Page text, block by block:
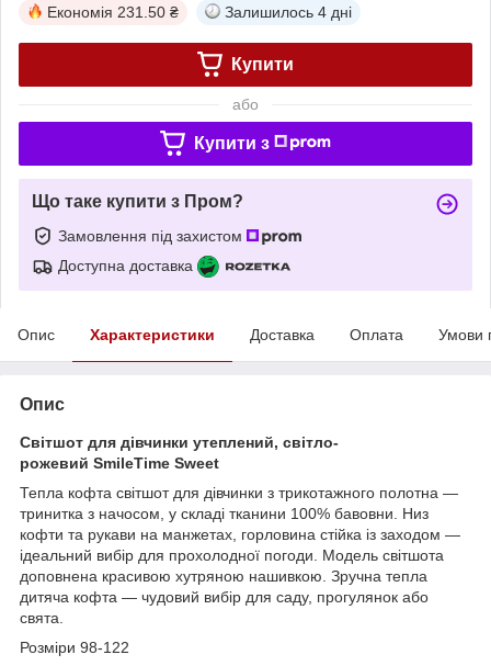
Економія 231.50 ₴ Залишилось 4 дні
Купити
або
Купити з
Що таке купити з Пром?
Замовлення під захистом
Доступна доставка
Опис Характеристики Доставка Оплата Умови
Опис
Світшот для дівчинки утеплений, світло-
рожевий SmileTime Sweet
Тепла кофта світшот для дівчинки з трикотажного полотна —
тринитка з начосом, у складі тканини 100% бавовни. Низ
кофти та рукави на манжетах, горловина стійка із заходом —
ідеальний вибір для прохолодної погоди. Модель світшота
доповнена красивою хутряною нашивкою. Зручна тепла
дитяча кофта — чудовий вибір для саду, прогулянок або
свята.
Розміри 98-122